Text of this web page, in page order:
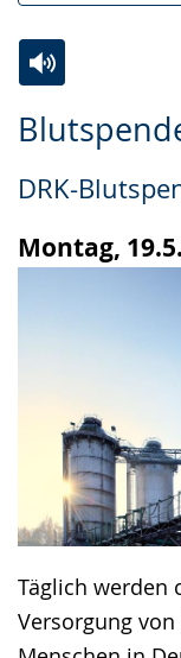
DRK-
Montag,
Täglich werden
Versorgung
Leichten
wechseln.
Audio-
Video
Deutscher
wird